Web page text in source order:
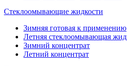
Стеклоомывающие жидкости
Зимняя готовая к применению
Летняя стеклоомывающая
Зимний концентрат
Летний концентрат